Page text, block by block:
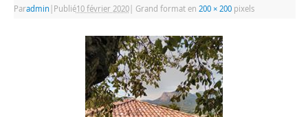
Paradmin Publié10 février 2020| Grand format en 200 × 200pixels